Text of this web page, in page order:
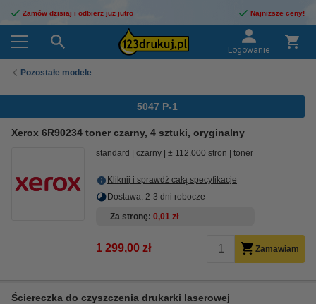
Zamów dzisiaj i odbierz już jutro Najniższe ceny!
Logowanie
Pozostałe modele
5047 P-1
Xerox 6R90234 toner czarny, 4 sztuki, oryginalny
standard czarny ± 112.000 stron toner
Kliknij i sprawdź całą specyfikacje
Dostawa: 2-3 dni robocze
Za stronę 0,01 zł
1 299,00 zł Zamawiam
Ściereczka do czyszczenia drukarki laserowej